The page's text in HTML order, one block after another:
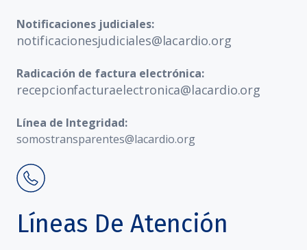
Notificaciones judiciales:
notificacionesjudiciales@lacardio.org
Radicación de factura electrónica:
recepcionfacturaelectronica@lacardio.org
Línea de Integridad:
somostransparentes@lacardio.org
Líneas De Atención